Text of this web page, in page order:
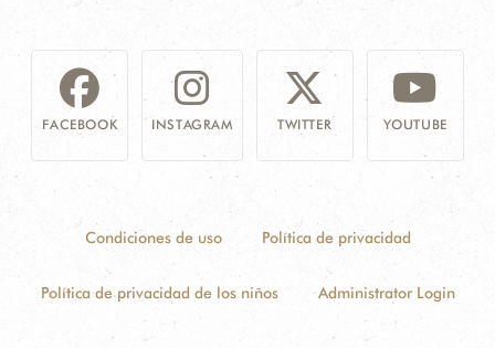
FACEBOOK INSTAGRAM TWITTER YOUTUBE
Condiciones de uso Política de privacidad
Política de privacidad de los niños Administrator Login